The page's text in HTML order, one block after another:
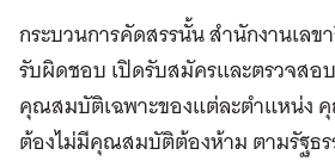
กระบวนการคัดสรรนั้น สำนักงานเล
รับผิดชอบ เปิดรับสมัครและตรวจส
คุณสมบัติเฉพาะของแต่ละตำแหน่ง
ต้องไม่มีคุณสมบัติต้องห้าม ตามรัฐธ